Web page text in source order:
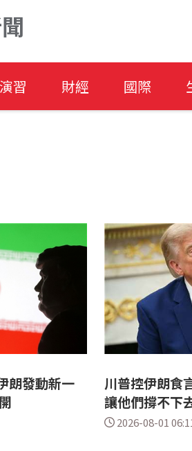
習 財經 國際
朗發動新一
川普控伊朗食
讓他們撐不下
2026-08-01